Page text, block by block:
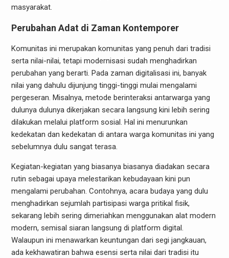
masyarakat.
Perubahan Adat di Zaman Kontemporer
Komunitas ini merupakan komunitas yang penuh dari tradisi
serta nilai-nilai, tetapi modernisasi sudah menghadirkan
perubahan yang berarti. Pada zaman digitalisasi ini, banyak
nilai yang dahulu dijunjung tinggi-tinggi mulai mengalami
pergeseran. Misalnya, metode berinteraksi antarwarga yang
dulunya dulunya dikerjakan secara langsung kini lebih sering
dilakukan melalui platform sosial. Hal ini menurunkan
kedekatan dan kedekatan di antara warga komunitas ini yang
sebelumnya dulu sangat terasa.
Kegiatan-kegiatan yang biasanya biasanya diadakan secara
rutin sebagai upaya melestarikan kebudayaan kini pun
mengalami perubahan. Contohnya, acara budaya yang dulu
menghadirkan sejumlah partisipasi warga pritikal fisik,
sekarang lebih sering dimeriahkan menggunakan alat modern
modern, semisal siaran langsung di platform digital.
Walaupun ini menawarkan keuntungan dari segi jangkauan,
ada kekhawatiran bahwa esensi serta nilai dari tradisi itu